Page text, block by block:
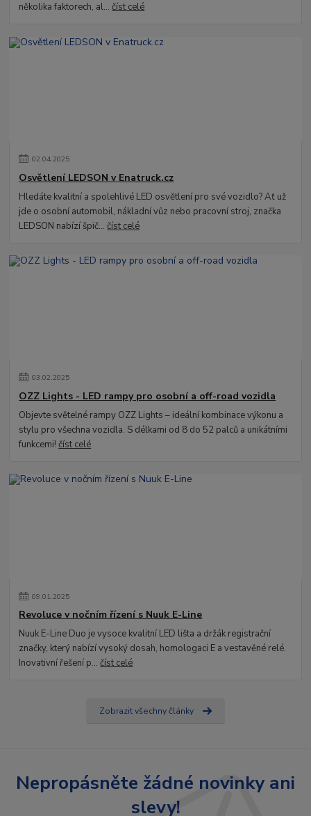
několika faktorech, al...číst celé
02.04.2025
Osvětlení LEDSON v Enatruck.cz
Hledáte kvalitní a spolehlivé LED osvětlení pro své vozidlo? Ať už
jde o osobní automobil, nákladní vůz nebo pracovní stroj, značka
LEDSON nabízí špič...číst celé
03.02.2025
OZZ Lights - LED rampy pro osobní a off-road vozidla
Objevte světelné rampy OZZ Lights – ideální kombinace výkonu a
stylu pro všechna vozidla. S délkami od 8 do 52 palců a unikátními
funkcemi!číst celé
09.01.2025
Revoluce v nočním řízení s Nuuk E-Line
Nuuk E-Line Duo je vysoce kvalitní LED lišta a držák registrační
značky, který nabízí vysoký dosah, homologaci E a vestavěné relé.
Inovativní řešení p...číst celé
Zobrazit všechny články
Nepropásněte žádné novinky ani
slevy!